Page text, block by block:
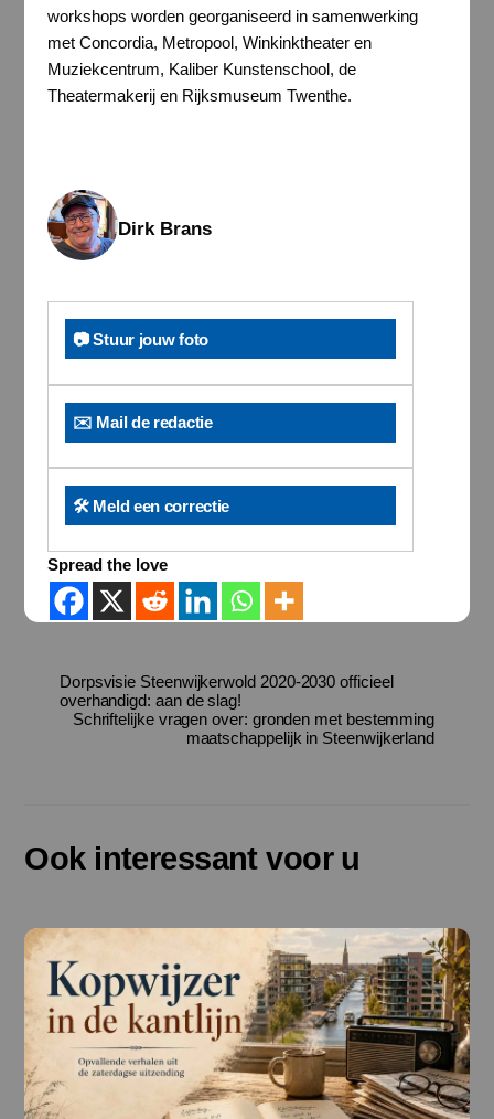
workshops worden georganiseerd in samenwerking
met Concordia, Metropool, Winkinktheater en
Muziekcentrum, Kaliber Kunstenschool, de
Theatermakerij en Rijksmuseum Twenthe.
Dirk Brans
📷 Stuur jouw foto
✉️ Mail de redactie
🛠️ Meld een correctie
Spread the love
Dorpsvisie Steenwijkerwold 2020-2030 officieel
overhandigd: aan de slag!
Schriftelijke vragen over: gronden met bestemming
maatschappelijk in Steenwijkerland
Ook interessant voor u